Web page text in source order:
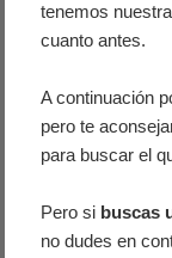
tenemos
cuanto antes.
A continuación
pero te
para buscar el
Pero si buscas
no dudes en